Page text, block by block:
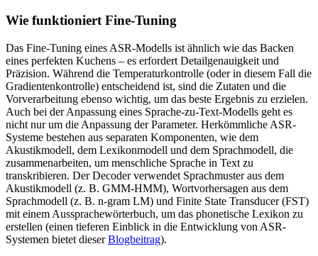
Wie funktioniert Fine-Tuning
Das Fine-Tuning eines ASR-Modells ist ähnlich wie das Backen
eines perfekten Kuchens – es erfordert Detailgenauigkeit und
Präzision. Während die Temperaturkontrolle (oder in diesem Fall die
Gradientenkontrolle) entscheidend ist, sind die Zutaten und die
Vorverarbeitung ebenso wichtig, um das beste Ergebnis zu erzielen.
Auch bei der Anpassung eines Sprache-zu-Text-Modells geht es
nicht nur um die Anpassung der Parameter. Herkömmliche ASR-
Systeme bestehen aus separaten Komponenten, wie dem
Akustikmodell, dem Lexikonmodell und dem Sprachmodell, die
zusammenarbeiten, um menschliche Sprache in Text zu
transkribieren. Der Decoder verwendet Sprachmuster aus dem
Akustikmodell (z. B. GMM-HMM), Wortvorhersagen aus dem
Sprachmodell (z. B. n-gram LM) und Finite State Transducer (FST)
mit einem Aussprachewörterbuch, um das phonetische Lexikon zu
erstellen (einen tieferen Einblick in die Entwicklung von ASR-
Systemen bietet dieserBlogbeitrag).